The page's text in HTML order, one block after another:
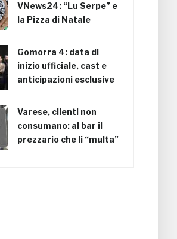
VNews24: “Lu Serpe” e
la Pizza di Natale
Gomorra 4: data di
inizio ufficiale, cast e
anticipazioni esclusive
Varese, clienti non
consumano: al bar il
prezzario che li “multa”